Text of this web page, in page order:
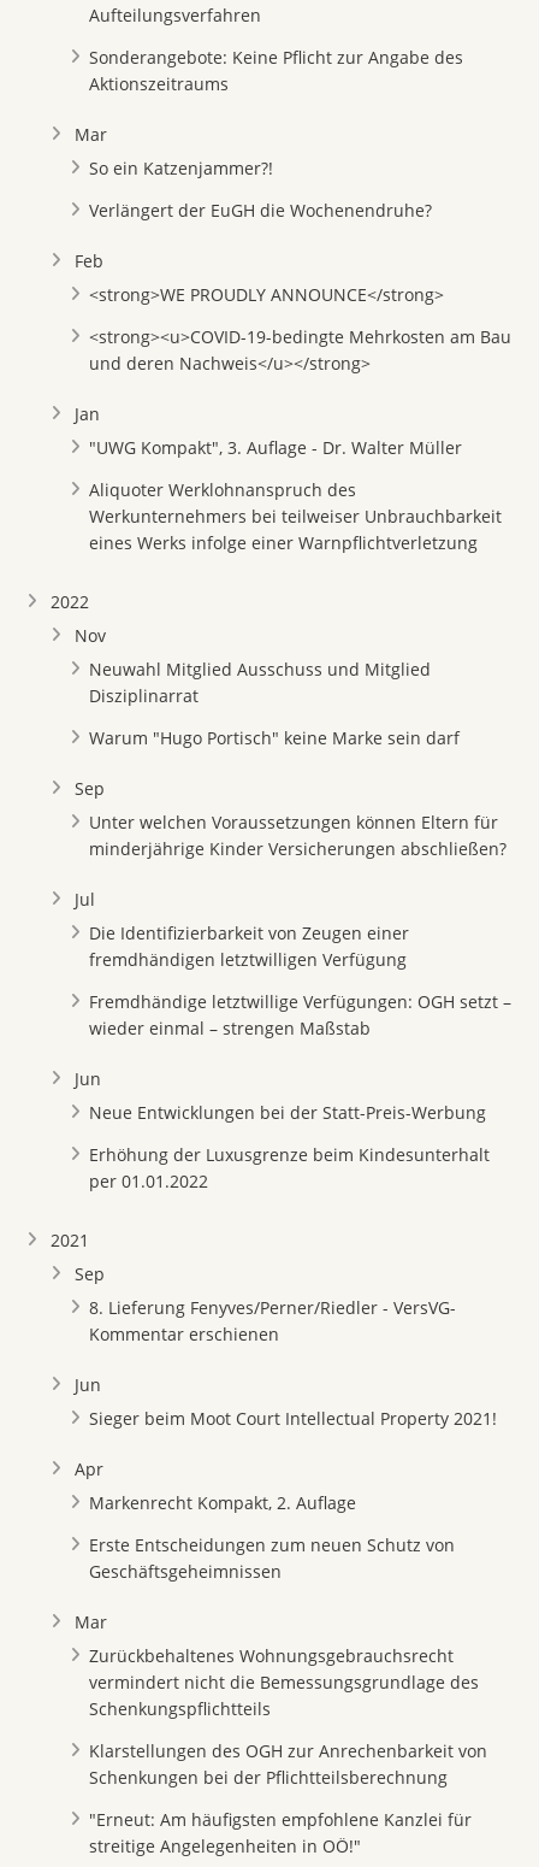
Aufteilungsverfahren
Sonderangebote: Keine Pflicht zur Angabe des
Aktionszeitraums
Mar
So ein Katzenjammer?!
Verlängert der EuGH die Wochenendruhe?
Feb
<strong>WE PROUDLY ANNOUNCE</strong>
<strong><u>COVID-19-bedingte Mehrkosten am Bau
und deren Nachweis</u></strong>
Jan
"UWG Kompakt", 3. Auflage - Dr. Walter Müller
Aliquoter Werklohnanspruch des
Werkunternehmers bei teilweiser Unbrauchbarkeit
eines Werks infolge einer Warnpflichtverletzung
2022
Nov
Neuwahl Mitglied Ausschuss und Mitglied
Disziplinarrat
Warum "Hugo Portisch" keine Marke sein darf
Sep
Unter welchen Voraussetzungen können Eltern für
minderjährige Kinder Versicherungen abschließen?
Jul
Die Identifizierbarkeit von Zeugen einer
fremdhändigen letztwilligen Verfügung
Fremdhändige letztwillige Verfügungen: OGH setzt –
wieder einmal – strengen Maßstab
Jun
Neue Entwicklungen bei der Statt-Preis-Werbung
Erhöhung der Luxusgrenze beim Kindesunterhalt
per 01.01.2022
2021
Sep
8. Lieferung Fenyves/Perner/Riedler - VersVG-
Kommentar erschienen
Jun
Sieger beim Moot Court Intellectual Property 2021!
Apr
Markenrecht Kompakt, 2. Auflage
Erste Entscheidungen zum neuen Schutz von
Geschäftsgeheimnissen
Mar
Zurückbehaltenes Wohnungsgebrauchsrecht
vermindert nicht die Bemessungsgrundlage des
Schenkungspflichtteils
Klarstellungen des OGH zur Anrechenbarkeit von
Schenkungen bei der Pflichtteilsberechnung
"Erneut: Am häufigsten empfohlene Kanzlei für
streitige Angelegenheiten in OÖ!"